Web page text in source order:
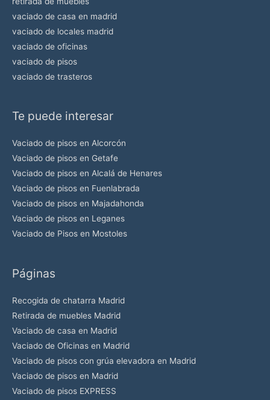
e
j
a
c
p
o
v
a
c
.
vaciado de casa en madrid
vaciado de locales madrid
vaciado de oficinas
vaciado de pisos
vaciado de trasteros
Te puede interesar
Vaciado de pisos en Alcorcón
Vaciado de pisos en Getafe
Vaciado de pisos en Alcalá de Henares
Vaciado de pisos en Fuenlabrada
Vaciado de pisos en Majadahonda
Vaciado de pisos en Leganes
Vaciado de Pisos en Mostoles
Páginas
Recogida de chatarra Madrid
Retirada de muebles Madrid
Vaciado de casa en Madrid
Vaciado de Oficinas en Madrid
Vaciado de pisos con grúa elevadora en Madrid
Vaciado de pisos en Madrid
Vaciado de pisos EXPRESS